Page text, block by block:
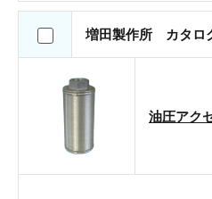
増田製作所 カタロ
油圧アク